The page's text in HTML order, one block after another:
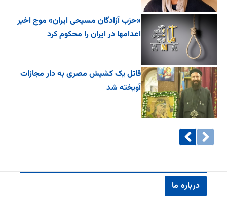
«حزب آزادگان مسیحی ایران» موج اخیر
اعدامها در ایران را محکوم کرد
قاتل یک کشیش مصری به دار مجازات
آویخته شد
درباره ما